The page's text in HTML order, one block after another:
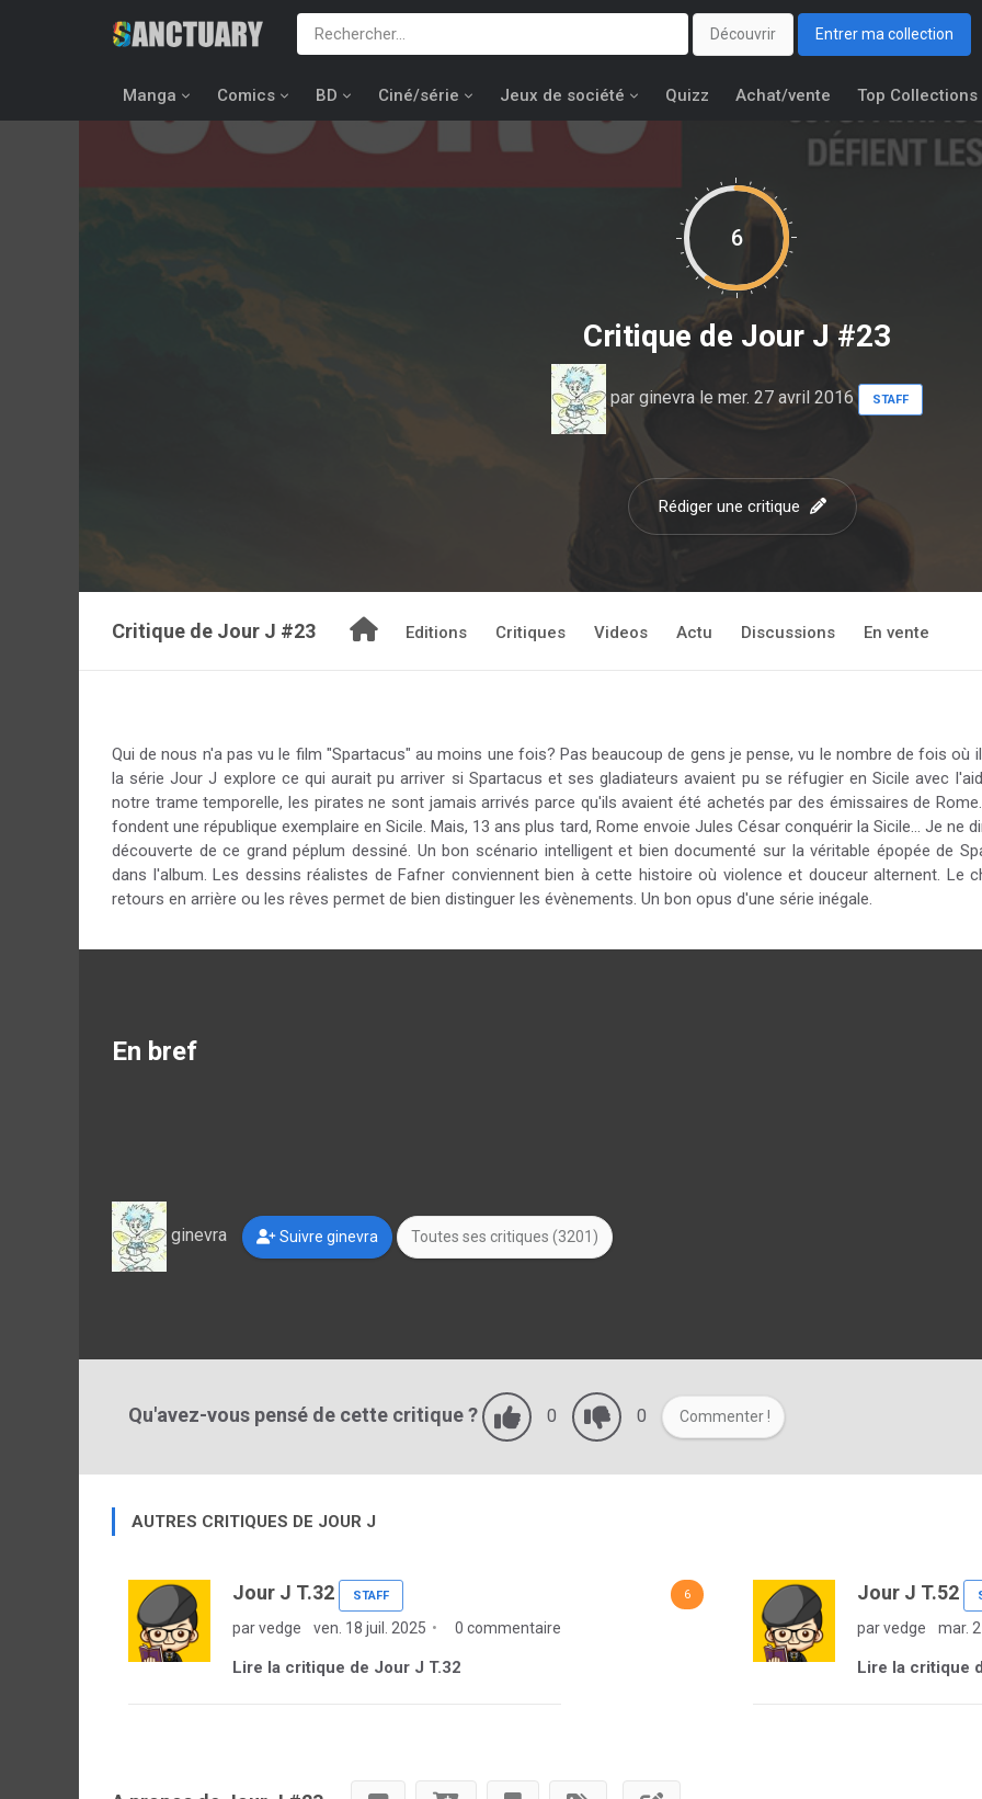
Découvrir Entrer ma collection
Manga Comics BD Ciné/série Jeux de société Quizz Achat/vente Top Collections
6
Critique de Jour J #23
par ginevrale mer. 27 avril 2016 STAFF
Rédiger une critique
Critique de Jour J #23 Editions Critiques Videos Actu Discussions En vente
Qui de nous n'a pas vu le film "Spartacus" au moins une fois? Pas beaucoup de gens je pense, vu le nombre de fois où
la série Jour J explore ce qui aurait pu arriver si Spartacus et ses gladiateurs avaient pu se réfugier en Sicile avec
notre trame temporelle, les pirates ne sont jamais arrivés parce qu'ils avaient été achetés par des émissaires de
fondent une république exemplaire en Sicile. Mais, 13 ans plus tard, Rome envoie Jules César conquérir la Sicile… Je ne
découverte de ce grand péplum dessiné. Un bon scénario intelligent et bien documenté sur la véritable épopée de
dans l'album. Les dessins réalistes de Fafner conviennent bien à cette histoire où violence et douceur alternent. Le
retours en arrière ou les rêves permet de bien distinguer les évènements. Un bon opus d'une série inégale.
En bref
ginevra Suivre ginevra Toutes ses critiques (3201)
Qu'avez-vous pensé de cette critique ? 0 0 Commenter !
AUTRES CRITIQUES DE JOUR J
6
Jour J T.32 STAFF
par vedge ven. 18 juil. 2025 0 commentaire
Lire la critique de Jour J T.32
Jour J T.52
par vedge mar.
Lire la critique